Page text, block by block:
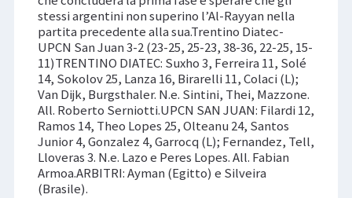
stessi argentini non superino l’Al-Rayyan nella
partita precedente alla sua.Trentino Diatec-
UPCN San Juan 3-2 (23-25, 25-23, 38-36, 22-25, 15-
11)TRENTINO DIATEC: Suxho 3, Ferreira 11, Solé
14, Sokolov 25, Lanza 16, Birarelli 11, Colaci (L);
Van Dijk, Burgsthaler. N.e. Sintini, Thei, Mazzone.
All. Roberto Serniotti.UPCN SAN JUAN: Filardi 12,
Ramos 14, Theo Lopes 25, Olteanu 24, Santos
Junior 4, Gonzalez 4, Garrocq (L); Fernandez, Tell,
Lloveras 3. N.e. Lazo e Peres Lopes. All. Fabian
Armoa.ARBITRI: Ayman (Egitto) e Silveira
(Brasile).